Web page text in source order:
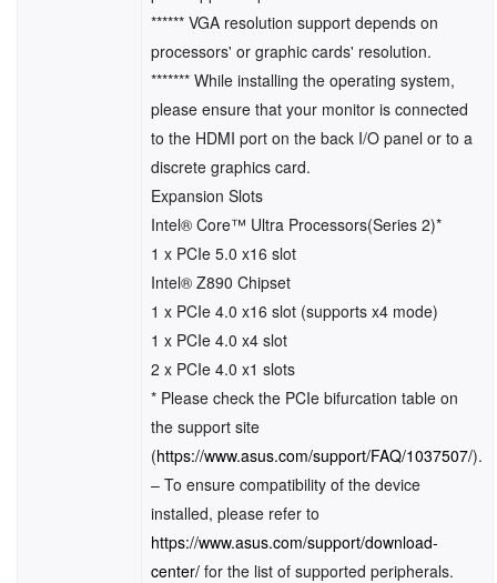
****** VGA resolution support depends on
processors' or graphic cards' resolution.
******* While installing the operating system,
please ensure that your monitor is connected
to the HDMI port on the back I/O panel or to a
discrete graphics card.
Expansion Slots
Intel® Core™ Ultra Processors(Series 2)*
1 x PCIe 5.0 x16 slot
Intel® Z890 Chipset
1 x PCIe 4.0 x16 slot (supports x4 mode)
1 x PCIe 4.0 x4 slot
2 x PCIe 4.0 x1 slots
* Please check the PCIe bifurcation table on
the support site
(https://www.asus.com/support/FAQ/1037507/).
– To ensure compatibility of the device
installed, please refer to
https://www.asus.com/support/download-
center/ for the list of supported peripherals.